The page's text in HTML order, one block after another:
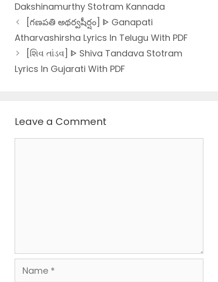
Dakshinamurthy Stotram Kannada
[గణపతి అథర్వషీర్షం] ᐈ Ganapati
Atharvashirsha Lyrics In Telugu With PDF
[શિવ તાંડવ] ᐈ Shiva Tandava Stotram
Lyrics In Gujarati With PDF
Leave a Comment
Name